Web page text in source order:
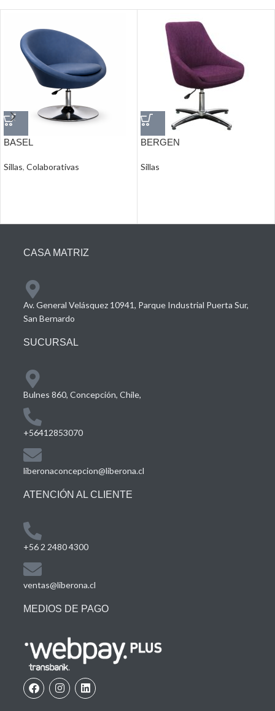
BASEL
Sillas, Colaborativas
BERGEN
Sillas
CASA MATRIZ
Av. General Velásquez 10941, Parque Industrial Puerta Sur,
San Bernardo
SUCURSAL
Bulnes 860, Concepción, Chile,
+56412853070
liberonaconcepcion@liberona.cl
ATENCIÓN AL CLIENTE
+56 2 2480 4300
ventas@liberona.cl
MEDIOS DE PAGO